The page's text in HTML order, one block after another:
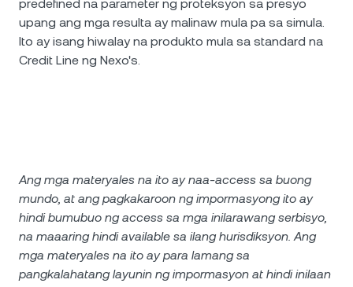
predefined na parameter ng proteksyon sa presyo
upang ang mga resulta ay malinaw mula pa sa simula.
Ito ay isang hiwalay na produkto mula sa standard na
Credit Line ng Nexo's.
Ang mga materyales na ito ay naa-access sa buong
mundo, at ang pagkakaroon ng impormasyong ito ay
hindi bumubuo ng access sa mga inilarawang serbisyo,
na maaaring hindi available sa ilang hurisdiksyon. Ang
mga materyales na ito ay para lamang sa
pangkalahatang layunin ng impormasyon at hindi inilaan